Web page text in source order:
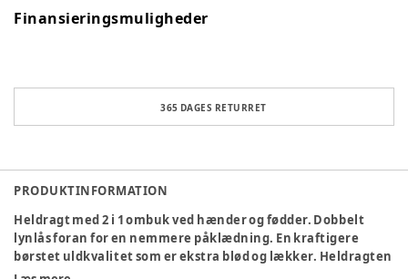
Finansieringsmuligheder
365 DAGES RETURRET
PRODUKTINFORMATION
Heldragt med 2 i 1 ombuk ved hænder og fødder. Dobbelt
lynlås foran for en nemmere påklædning. En kraftigere
børstet uldkvalitet som er ekstra blød og lækker. Heldragten
er perfekt at bruge i barnevognen eller autostolen.